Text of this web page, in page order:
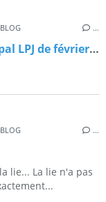
…
Article paru dans le bulletin municipal LPJ de février 2026
…
lie... La lie n'a pas